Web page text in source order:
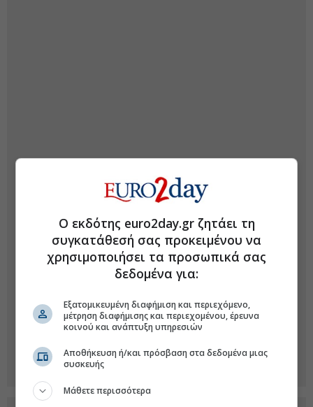
Ο εκδότης euro2day.gr ζητάει τη
συγκατάθεσή σας προκειμένου να
χρησιμοποιήσει τα προσωπικά σας
δεδομένα για:
Εξατομικευμένη διαφήμιση και περιεχόμενο,
μέτρηση διαφήμισης και περιεχομένου, έρευνα
κοινού και ανάπτυξη υπηρεσιών
Αποθήκευση ή/και πρόσβαση στα δεδομένα μιας
συσκευής
Μάθετε περισσότερα